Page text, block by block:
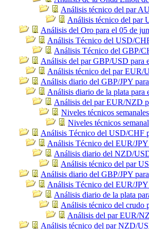
Análisis técnico del par
Análisis técnico del par
Análisis del Oro para el 05 de
Análisis Técnico del USD/
Análisis Técnico del GBP/
Análisis del par GBP/USD para
Análisis técnico del par EUR/
Análisis diario del GBP/JPY
Análisis diario de la plata para
Análisis del par EUR/NZD
Niveles técnicos
Niveles técnicos
Análisis Técnico del USD/CHF
Análisis Técnico del EUR/
Análisis diario del NZD/
Análisis técnico del par
Análisis diario del GBP/JPY
Análisis Técnico del EUR/
Análisis diario de la plata
Análisis técnico del crudo
Análisis del par EUR/
Análisis técnico del par NZD/